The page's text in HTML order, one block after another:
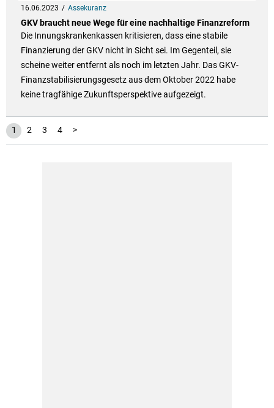
16.06.2023 Assekuranz
GKV braucht neue Wege für eine nachhaltige Finanzreform
Die Innungskrankenkassen kritisieren, dass eine stabile
Finanzierung der GKV nicht in Sicht sei. Im Gegenteil, sie
scheine weiter entfernt als noch im letzten Jahr. Das GKV-
Finanzstabilisierungsgesetz aus dem Oktober 2022 habe
keine tragfähige Zukunftsperspektive aufgezeigt.
1 2 3 4 >